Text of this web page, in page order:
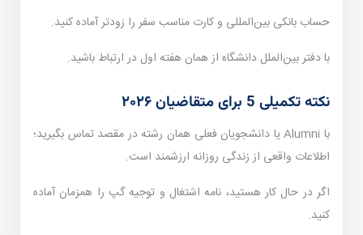
حساب بانکی بین‌المللی و کارت مناسب سفر را زودتر آماده کنید.
با دفتر بین‌الملل دانشگاه از همان هفته اول در ارتباط باشید.
نکته تکمیلی 5 برای متقاضیان ۲۰۲۶
با Alumni یا دانشجویان فعلی همان رشته در مقصد تماس بگیرید؛
اطلاعات واقعی از زندگی روزانه ارزشمند است.
اگر در حال کار هستید، نامه اشتغال و توجیه گپ را همزمان آماده
کنید.